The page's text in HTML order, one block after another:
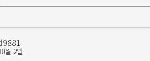
월 2일